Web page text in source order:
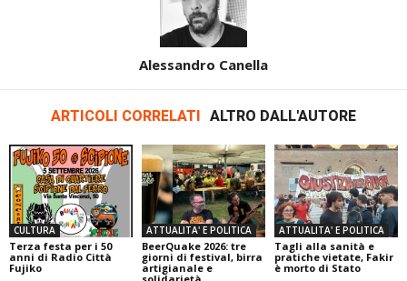
Alessandro Canella
ARTICOLI CORRELATI ALTRO DALL'AUTORE
CULTURA
Terza festa per i 50
anni di Radio Città
Fujiko
ATTUALITA' E POLITICA
BeerQuake 2026: tre
giorni di festival, birra
artigianale e
ATTUALITA' E POLITICA
Tagli alla sanità e
pratiche vietate, Fakir
è morto di Stato